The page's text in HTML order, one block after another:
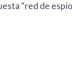
"red de